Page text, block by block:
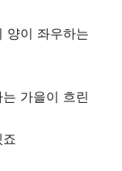
양이 좌우하는
가을이 흐린